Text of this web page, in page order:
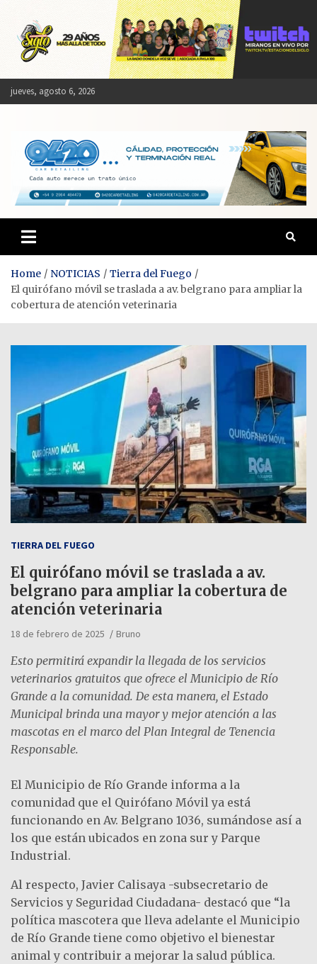
content
jueves, agosto 6, 2026
Home NOTICIAS
Tierra del Fuego
El quirófano móvil se traslada a av. belgrano para ampliar la
cobertura de atención veterinaria
TIERRA DEL FUEGO
El quirófano móvil se traslada a av.
belgrano para ampliar la cobertura de
atención veterinaria
18 de febrero de 2025 Bruno
Esto permitirá expandir la llegada de los servicios
veterinarios gratuitos que ofrece el Municipio de Río
Grande a la comunidad. De esta manera, el Estado
Municipal brinda una mayor y mejor atención a las
mascotas en el marco del Plan Integral de Tenencia
Responsable.
El Municipio de Río Grande informa a la
comunidad que el Quirófano Móvil ya está
funcionando en Av. Belgrano 1036, sumándose así a
los que están ubicados en zona sur y Parque
Industrial.
Al respecto, Javier Calisaya -subsecretario de
Servicios y Seguridad Ciudadana- destacó que “la
política mascotera que lleva adelante el Municipio
de Río Grande tiene como objetivo el bienestar
animal y contribuir a mejorar la salud pública.